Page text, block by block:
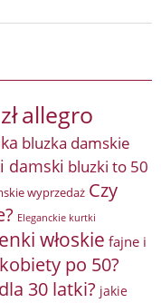
allegro
bluzka damskie
damski bluzki to 50
wyprzedaż Czy
Eleganckie kurtki
włoskie fajne i
po 50?
30 latki? jakie